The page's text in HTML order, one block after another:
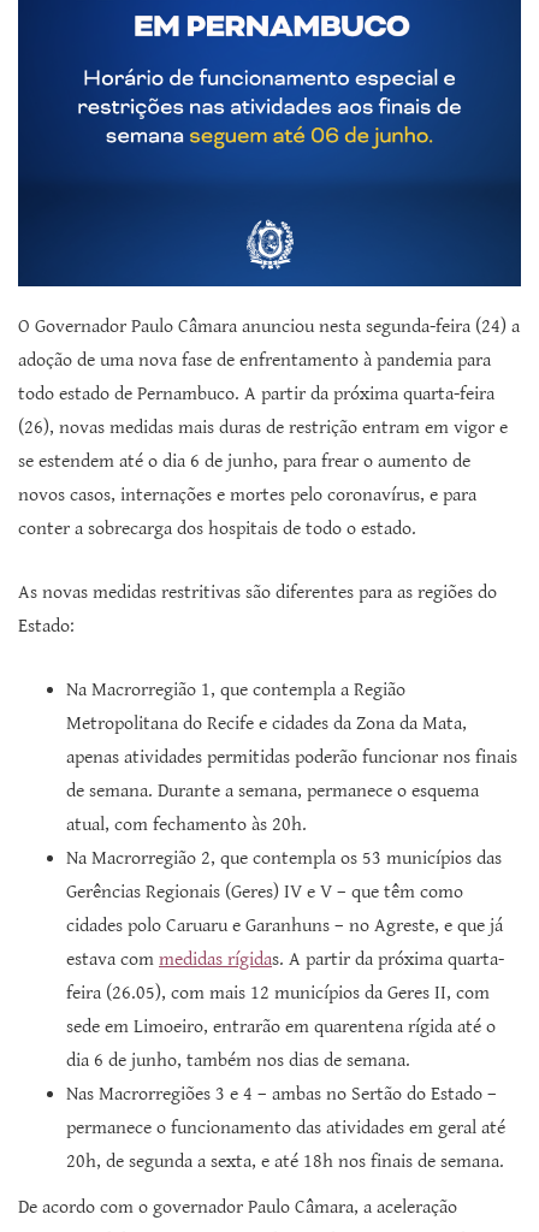
O Governador Paulo Câmara anunciou nesta segunda-feira (24) a
adoção de uma nova fase de enfrentamento à pandemia para
todo estado de Pernambuco. A partir da próxima quarta-feira
(26), novas medidas mais duras de restrição entram em vigor e
se estendem até o dia 6 de junho, para frear o aumento de
novos casos, internações e mortes pelo coronavírus, e para
conter a sobrecarga dos hospitais de todo o estado.
As novas medidas restritivas são diferentes para as regiões do
Estado:
Na Macrorregião 1, que contempla a Região
Metropolitana do Recife e cidades da Zona da Mata,
apenas atividades permitidas poderão funcionar nos finais
de semana. Durante a semana, permanece o esquema
atual, com fechamento às 20h.
Na Macrorregião 2, que contempla os 53 municípios das
Gerências Regionais (Geres) IV e V – que têm como
cidades polo Caruaru e Garanhuns – no Agreste, e que já
estava com medidas rígidas. A partir da próxima quarta-
feira (26.05), com mais 12 municípios da Geres II, com
sede em Limoeiro, entrarão em quarentena rígida até o
dia 6 de junho, também nos dias de semana.
Nas Macrorregiões 3 e 4 – ambas no Sertão do Estado –
permanece o funcionamento das atividades em geral até
20h, de segunda a sexta, e até 18h nos finais de semana.
De acordo com o governador Paulo Câmara, a aceleração